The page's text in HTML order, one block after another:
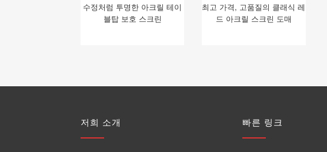
수정처럼 투명한 아크릴 테이
블탑 보호 스크린
최고 가격, 고품질의 클래식 레
드 아크릴 스크린 도매
저희 소개 빠른 링크